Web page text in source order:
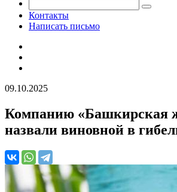
Контакты
Написать письмо
09.10.2025
Компанию «Башкирская
назвали виновной в